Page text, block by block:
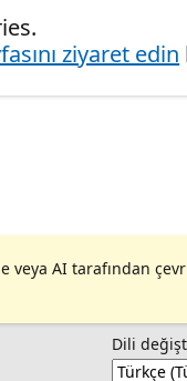
ziyaret edin
veya AI tarafından
Dili